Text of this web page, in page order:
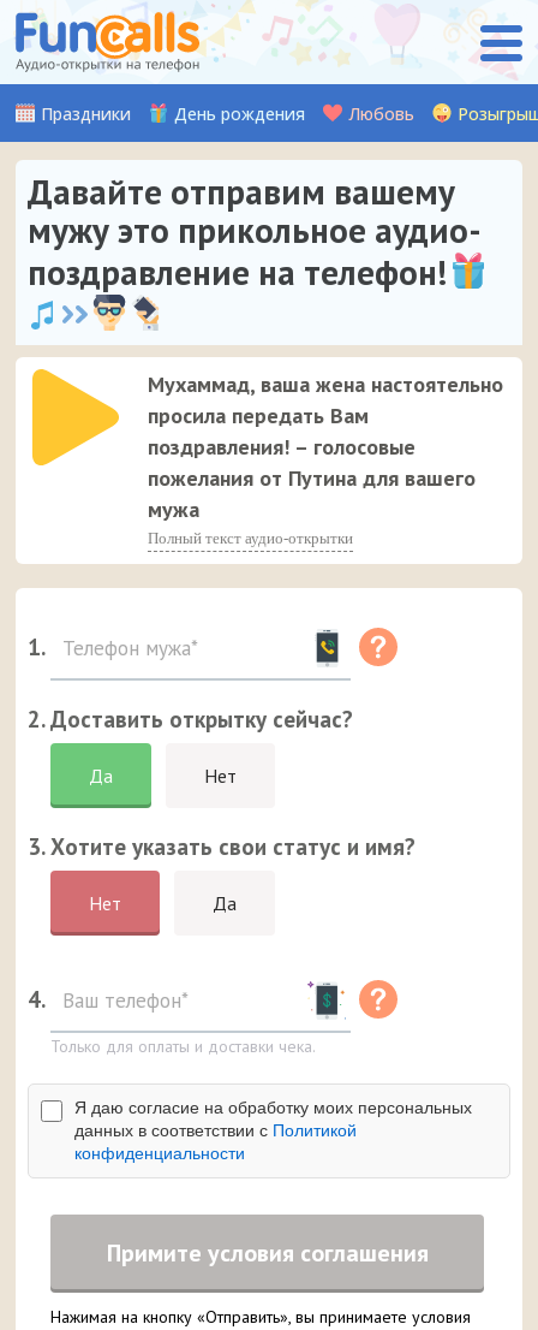
Праздники День рождения Любовь
Давайте отправим вашему
мужу это прикольное аудио-
поздравление на телефон!
Мухаммад, ваша жена настоятельно
просила передать Вам
поздравления! – голосовые
пожелания от Путина для вашего
мужа
Полный текст аудио-открытки
1.
2. Доставить открытку сейчас?
Да Нет
3. Хотите указать свои статус и имя?
Нет Да
4.
Только для оплаты и доставки чека.
Я даю согласие на обработку моих персональных
данных в соответствии с Политикой
конфиденциальности
Примите условия соглашения
Нажимая на кнопку «Отправить», вы принимаете условия